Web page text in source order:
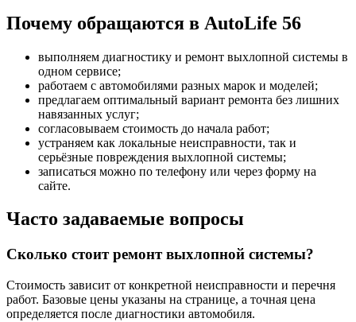
Почему обращаются в AutoLife 56
выполняем диагностику и ремонт выхлопной системы в
одном сервисе;
работаем с автомобилями разных марок и моделей;
предлагаем оптимальный вариант ремонта без лишних
навязанных услуг;
согласовываем стоимость до начала работ;
устраняем как локальные неисправности, так и
серьёзные повреждения выхлопной системы;
записаться можно по телефону или через форму на
сайте.
Часто задаваемые вопросы
Сколько стоит ремонт выхлопной системы?
Стоимость зависит от конкретной неисправности и перечня
работ. Базовые цены указаны на странице, а точная цена
определяется после диагностики автомобиля.